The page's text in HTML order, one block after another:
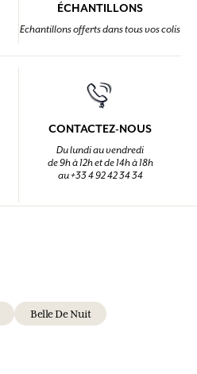
ÉCHANTILLONS
Echantillons offerts dans tous vos colis
CONTACTEZ-NOUS
Du lundi au vendredi
de 9h à 12h et de 14h à 18h
au +33 4 92 42 34 34
Belle De Nuit